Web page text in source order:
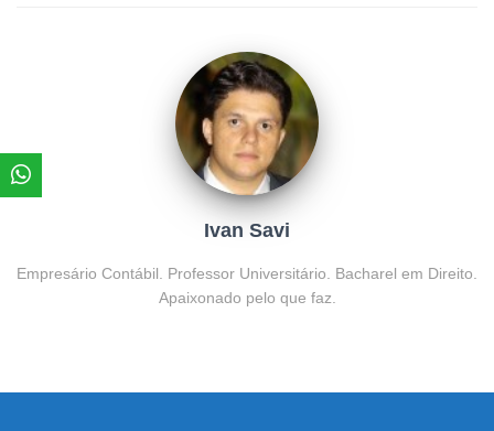
Ivan Savi
Empresário Contábil. Professor Universitário. Bacharel em Direito.
Apaixonado pelo que faz.